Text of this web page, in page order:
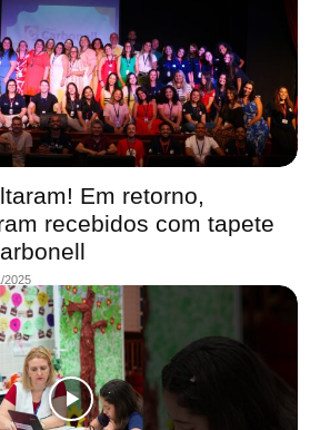
Em retorno,
recebidos com tapete
2025